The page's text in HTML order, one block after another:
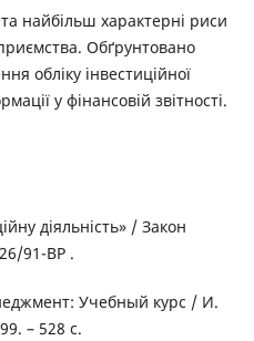
найбільш характерні риси
Обґрунтовано
обліку інвестиційної
у фінансовій звітності.
діяльність» / Закон
91-ВР .
Учебный курс / И.
– 528 c.